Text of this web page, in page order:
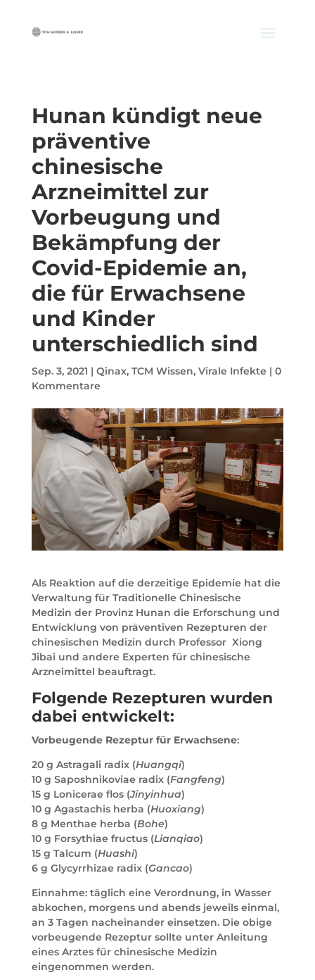
Hunan kündigt neue
präventive
chinesische
Arzneimittel zur
Vorbeugung und
Bekämpfung der
Covid-Epidemie an,
die für Erwachsene
und Kinder
unterschiedlich sind
Sep. 3, 2021 | Qinax, TCM Wissen, Virale Infekte | 0
Kommentare
Als Reaktion auf die derzeitige Epidemie hat die
Verwaltung für Traditionelle Chinesische
Medizin der Provinz Hunan die Erforschung und
Entwicklung von präventiven Rezepturen der
chinesischen Medizin durch Professor Xiong
Jibai und andere Experten für chinesische
Arzneimittel beauftragt.
Folgende Rezepturen wurden
dabei entwickelt:
Vorbeugende Rezeptur für Erwachsene:
20 g Astragali radix (Huangqi)
10 g Saposhnikoviae radix (Fangfeng)
15 g Lonicerae flos (Jinyinhua)
10 g Agastachis herba (Huoxiang)
8 g Menthae herba (Bohe)
10 g Forsythiae fructus (Lianqiao)
15 g Talcum (Huashi)
6 g Glycyrrhizae radix (Gancao)
Einnahme: täglich eine Verordnung, in Wasser
abkochen, morgens und abends jeweils einmal,
an 3 Tagen nacheinander einsetzen. Die obige
vorbeugende Rezeptur sollte unter Anleitung
eines Arztes für chinesische Medizin
eingenommen werden.